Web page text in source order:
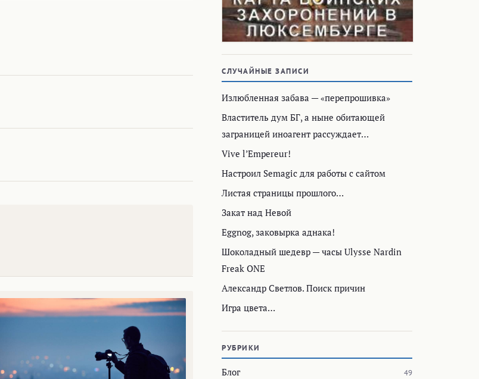
СЛУЧАЙНЫЕ ЗАПИСИ
Излюбленная забава — «перепрошивка»
Властитель дум БГ, а ныне обитающей
заграницей иноагент рассуждает…
Vive l’Empereur!
Настроил Semagic для работы с сайтом
Листая страницы прошлого…
Закат над Невой
Eggnog, заковырка аднака!
Шоколадный шедевр — часы Ulysse Nardin
Freak ONE
Александр Светлов. Поиск причин
Игра цвета…
РУБРИКИ
Блог 49